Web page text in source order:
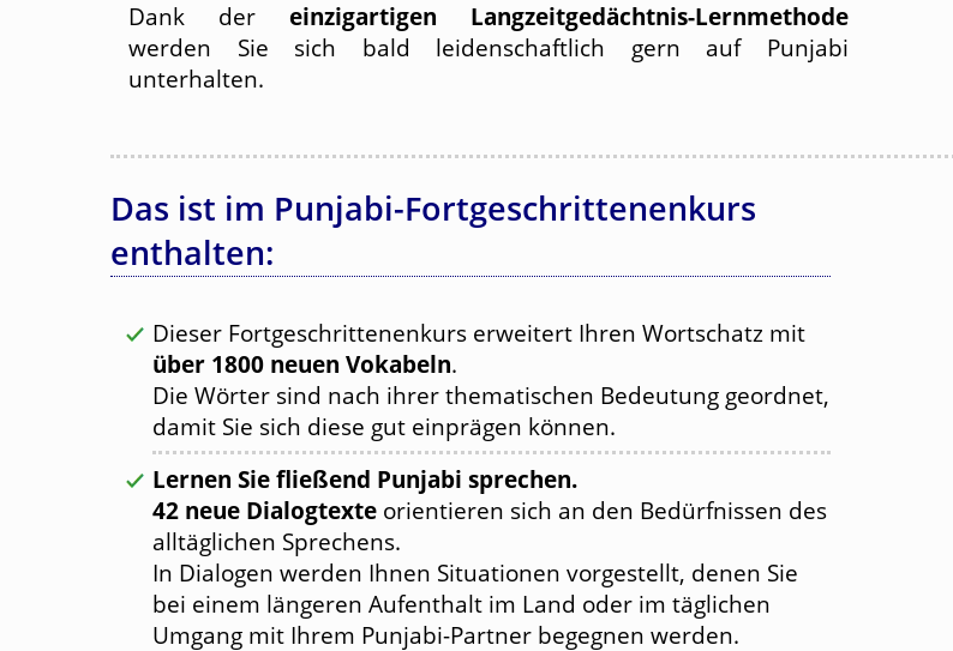
Dank der einzigartigen Langzeitgedächtnis-Lernmethode
werden Sie sich bald leidenschaftlich gern auf Punjabi
unterhalten.
Das ist im Punjabi-Fortgeschrittenenkurs
enthalten:
Dieser Fortgeschrittenenkurs erweitert Ihren Wortschatz mit
über 1800 neuen Vokabeln.
Die Wörter sind nach ihrer thematischen Bedeutung geordnet,
damit Sie sich diese gut einprägen können.
Lernen Sie fließend Punjabi sprechen.
42 neue Dialogtexte orientieren sich an den Bedürfnissen des
alltäglichen Sprechens.
In Dialogen werden Ihnen Situationen vorgestellt, denen Sie
bei einem längeren Aufenthalt im Land oder im täglichen
Umgang mit Ihrem Punjabi-Partner begegnen werden.